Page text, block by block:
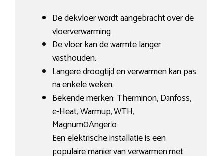
De dekvloer wordt aangebracht over de
vloerverwarming.
De vloer kan de warmte langer
vasthouden.
Langere droogtijd en verwarmen kan pas
na enkele weken.
Bekende merken: Therminon, Danfoss,
e-Heat, Warmup, WTH,
Magnum0Angerlo
Een elektrische installatie is een
populaire manier van verwarmen met